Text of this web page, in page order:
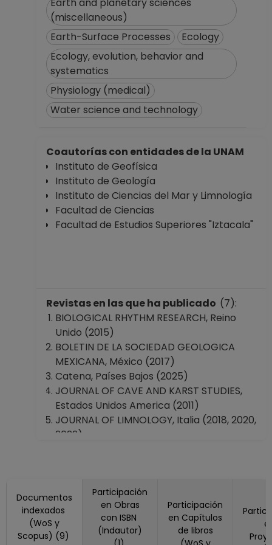
ASIGNATURA B TP
No Definitivo
Facultad de
Ciencias
Desde 01-05-2023
hasta 15-10-2023
PROFESOR
ASIGNATURA B TP
Facultad de
Ciencias
Desde 01-11-2022
hasta 30-04-2023
PROFESOR
ASIGNATURA B TP
No Definitivo
PROFESOR
ASIGNATURA B TP
Facultad de
Ciencias
Desde 01-06-2021
hasta 15-11-2021
PROFESOR
ASIGNATURA A TP
hasta 31-05-2021
PROFESOR
ASIGNATURA B TP
No Definitivo
(miscellaneous)
Earth-Surface Processes
Ecology
Ecology, evolution, behavior and
systematics
Physiology (medical)
Water science and technology
Coautorías con entidades de la UNAM
Instituto de Geofísica
Instituto de Geología
Instituto de Ciencias del Mar y Limnología
Facultad de Ciencias
Facultad de Estudios Superiores "Iztacala"
Revistas en las que ha publicado (7):
BIOLOGICAL RHYTHM RESEARCH, Reino
Unido (2015)
BOLETIN DE LA SOCIEDAD GEOLOGICA
MEXICANA, México (2017)
Catena, Países Bajos (2025)
JOURNAL OF CAVE AND KARST STUDIES,
Estados Unidos America (2011)
JOURNAL OF LIMNOLOGY, Italia (2018, 2020,
2022)
(2022)
Documentos
indexados
(WoS y
Scopus) (9)
Participación
en Obras
con ISBN
(Indautor)
Participación
en Capítulos
de libros